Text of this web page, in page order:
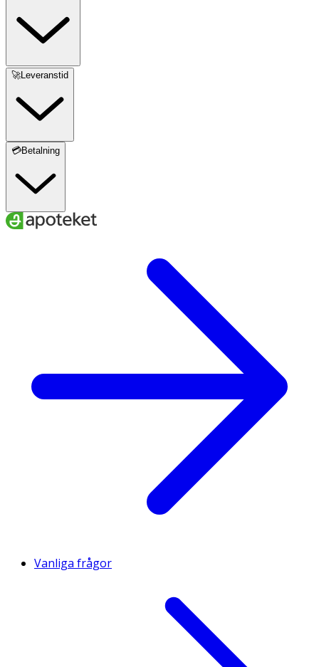
Yttertyg: 84 % polyester, 16 % elastan
Foder: 100 % polyester
Maskintvätt 40 °C. Använd inte sköljmedel. Ska inte
🚀Leveranstid
💳Betalning
Vanliga frågor